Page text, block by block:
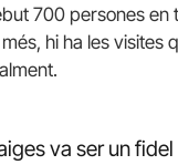
700 persones en
hi ha les visites
va ser un